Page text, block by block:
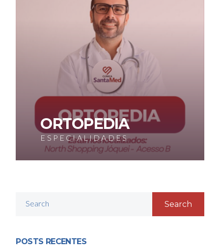
ORTOPEDIA
ESPECIALIDADES
Search
POSTS RECENTES